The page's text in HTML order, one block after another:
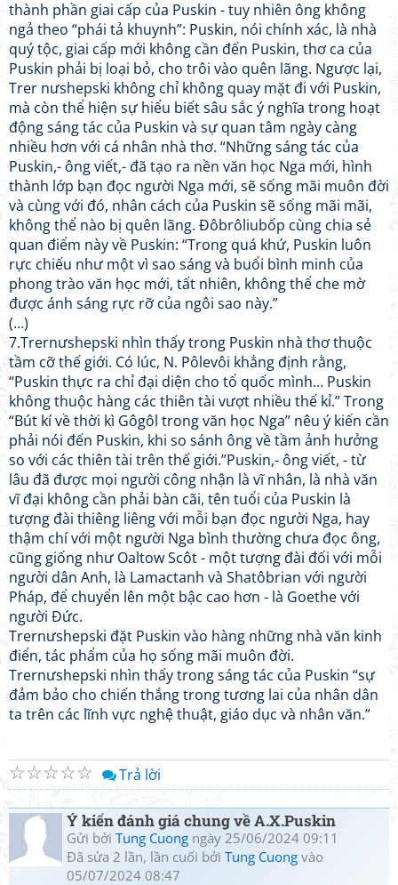
thành phần giai cấp của Puskin - tuy nhiên ông không
ngả theo “phái tả khuynh”: Puskin, nói chính xác, là nhà
quý tộc, giai cấp mới không cần đến Puskin, thơ ca của
Puskin phải bị loại bỏ, cho trôi vào quên lãng. Ngược lại,
Trer nưshepski không chỉ không quay mặt đi với Puskin,
mà còn thể hiện sự hiểu biết sâu sắc ý nghĩa trong hoạt
động sáng tác của Puskin và sự quan tâm ngày càng
nhiều hơn với cá nhân nhà thơ. “Những sáng tác của
Puskin,- ông viết,- đã tạo ra nền văn học Nga mới, hình
thành lớp bạn đọc người Nga mới, sẽ sống mãi muôn đời
và cùng với đó, nhân cách của Puskin sẽ sống mãi mãi,
không thể nào bị quên lãng. Đôbrôliubốp cùng chia sẻ
quan điểm này về Puskin: “Trong quá khứ, Puskin luôn
rực chiếu như một vì sao sáng và buổi bình minh của
phong trào văn học mới, tất nhiên, không thể che mờ
được ánh sáng rực rỡ của ngôi sao này.”
(…)
7.Trernưshepski nhìn thấy trong Puskin nhà thơ thuộc
tầm cỡ thế giới. Có lúc, N. Pôlevôi khẳng định rằng,
“Puskin thực ra chỉ đại diện cho tổ quốc mình… Puskin
không thuộc hàng các thiên tài vượt nhiều thế kỉ.” Trong
“Bút kí về thời kì Gôgôl trong văn học Nga” nêu ý kiến cần
phải nói đến Puskin, khi so sánh ông về tầm ảnh hưởng
so với các thiên tài trên thế giới.”Puskin,- ông viết, - từ
lâu đã được mọi người công nhận là vĩ nhân, là nhà văn
vĩ đại không cần phải bàn cãi, tên tuổi của Puskin là
tượng đài thiêng liêng với mỗi bạn đọc người Nga, hay
thậm chí với một người Nga bình thường chưa đọc ông,
cũng giống như Oaltow Scôt - một tượng đài đối với mỗi
người dân Anh, là Lamactanh và Shatôbrian với người
Pháp, để chuyển lên một bậc cao hơn - là Goethe với
người Đức.
Trernưshepski đặt Puskin vào hàng những nhà văn kinh
điển, tác phẩm của họ sống mãi muôn đời.
Trernưshepski nhìn thấy trong sáng tác của Puskin “sự
đảm bảo cho chiến thắng trong tương lai của nhân dân
ta trên các lĩnh vực nghệ thuật, giáo dục và nhân văn.”
☆
☆
☆
☆
☆ Trả lời
Ý kiến đánh giá chung về A.X.Puskin
Gửi bởi Tung Cuong ngày 25/06/2024 09:11
Đã sửa 2 lần, lần cuối bởi Tung Cuong vào
05/07/2024 08:47